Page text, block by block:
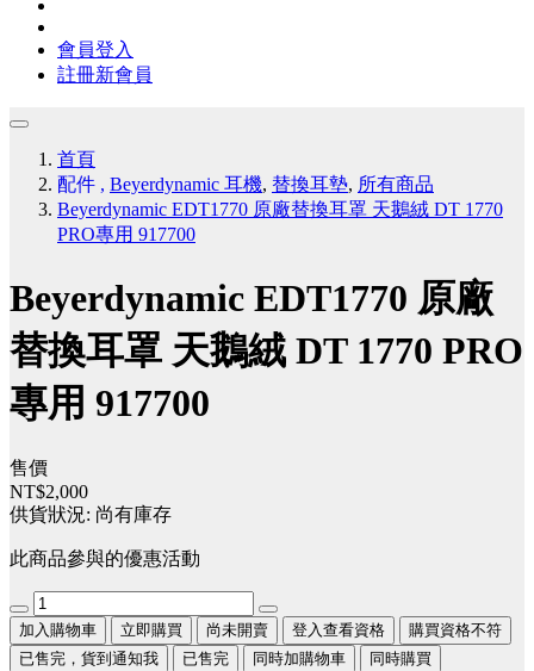
會員登入
註冊新會員
首頁
配件 , Beyerdynamic 耳機, 替換耳墊, 所有商品
Beyerdynamic EDT1770 原廠替換耳罩 天鵝絨 DT 1770
PRO專用 917700
Beyerdynamic EDT1770 原廠
替換耳罩 天鵝絨 DT 1770 PRO
專用 917700
售價
NT$2,000
供貨狀況: 尚有庫存
此商品參與的優惠活動
加入購物車 立即購買 尚未開賣 登入查看資格
購買資格不符
已售完，貨到通知我
已售完 同時加購物車
同時購買